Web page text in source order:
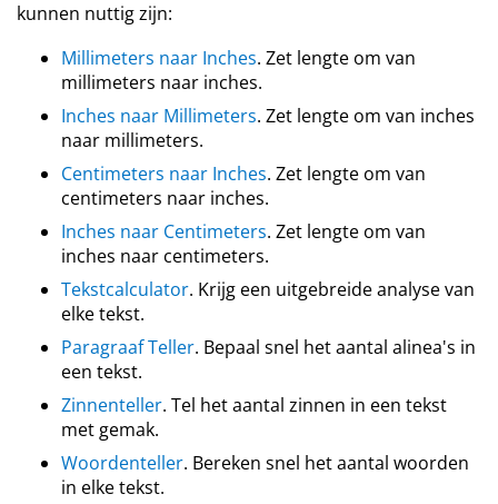
kunnen nuttig zijn:
Millimeters naar Inches. Zet lengte om van
millimeters naar inches.
Inches naar Millimeters. Zet lengte om van inches
naar millimeters.
Centimeters naar Inches. Zet lengte om van
centimeters naar inches.
Inches naar Centimeters. Zet lengte om van
inches naar centimeters.
Tekstcalculator. Krijg een uitgebreide analyse van
elke tekst.
Paragraaf Teller. Bepaal snel het aantal alinea's in
een tekst.
Zinnenteller. Tel het aantal zinnen in een tekst
met gemak.
Woordenteller. Bereken snel het aantal woorden
in elke tekst.